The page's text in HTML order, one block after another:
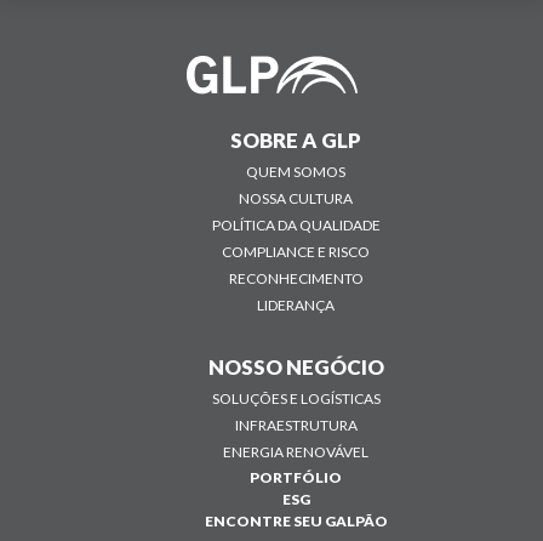
SOBRE A GLP
QUEM SOMOS
NOSSA CULTURA
POLÍTICA DA QUALIDADE
COMPLIANCE E RISCO
RECONHECIMENTO
LIDERANÇA
NOSSO NEGÓCIO
SOLUÇÕES E LOGÍSTICAS
INFRAESTRUTURA
ENERGIA RENOVÁVEL
PORTFÓLIO
ESG
ENCONTRE SEU GALPÃO